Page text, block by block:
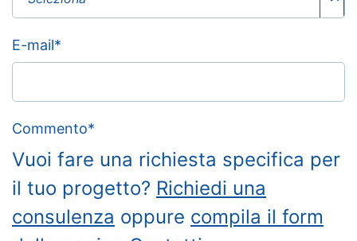
E-mail*
Commento*
Vuoi fare una richiesta specifica per
il tuo progetto? Richiedi una
consulenza oppure compila il form